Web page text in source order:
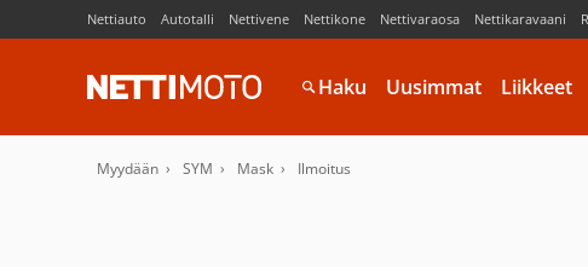
Nettiauto Autotalli Nettivene Nettikone Nettivaraosa Nettikaravaani
Haku Uusimmat Liikkeet
Myydään SYM Mask Ilmoitus